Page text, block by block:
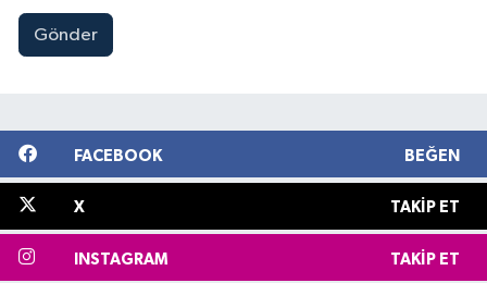
Gönder
FACEBOOK BEĞEN
X TAKIP ET
INSTAGRAM TAKIP ET